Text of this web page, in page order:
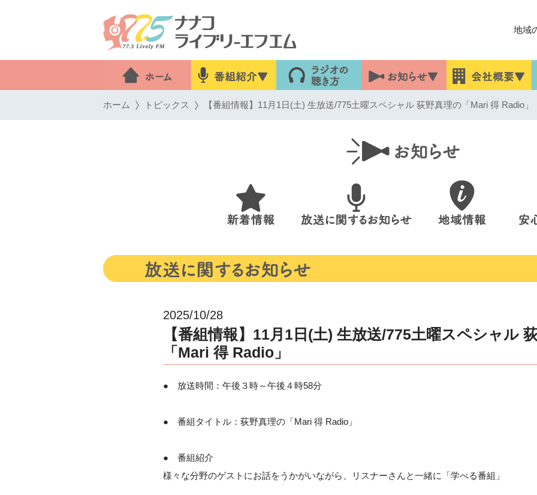
地域
ホーム トピックス 【番組情報】11月1日(土) 生放送/775土曜スペシャル 荻野真理の「Mari 得 Radio」
2025/10/28
【番組情報】11月1日(土) 生放送/775土曜スペシャル
「Mari 得 Radio」
● 放送時間：午後３時～午後４時58分
● 番組タイトル：荻野真理の「Mari 得 Radio」
● 番組紹介
様々な分野のゲストにお話をうかがいながら、リスナーさんと一緒に「学べる番組」